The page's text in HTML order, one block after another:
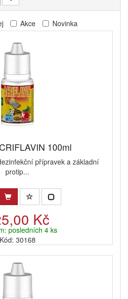
Akce Novinka
100ml
přípravek a základní
protip...
Kč
posledních 4 ks
Kód: 30168